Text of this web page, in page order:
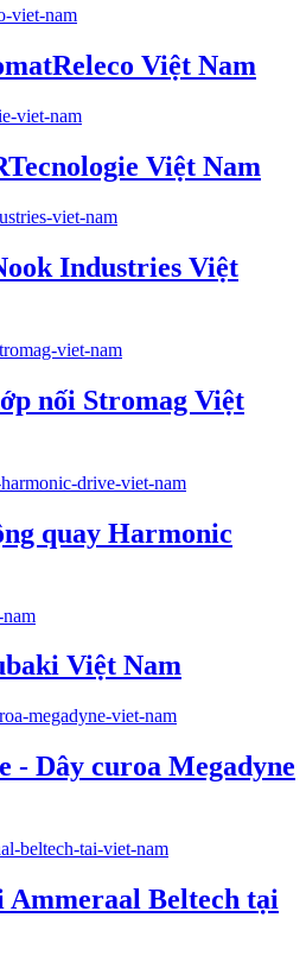
Việt Nam
Việt Nam
Industries Việt
nối Stromag Việt
quay Harmonic
Việt Nam
- Dây curoa Megadyne
Beltech tại